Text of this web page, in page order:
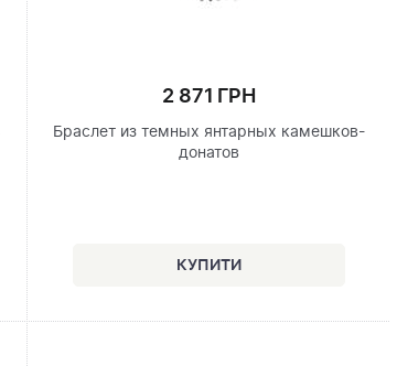
2 871 ГРН
Браслет из темных янтарных камешков-
донатов